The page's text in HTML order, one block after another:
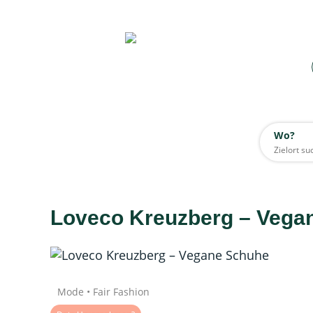
Wo?
Wo?
Daten werden geladen
Loveco Kreuzberg –
Mode • Fair Fashion